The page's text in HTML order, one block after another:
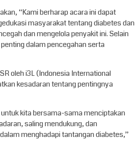
“Kami berharap acara ini dapat
masyarakat tentang diabetes dan
dan mengelola penyakit ini. Selain
dalam pencegahan serta
oleh i3L (Indonesia International
kesadaran tentang pentingnya
kita bersama-sama menciptakan
saling mendukung, dan
menghadapi tantangan diabetes,”